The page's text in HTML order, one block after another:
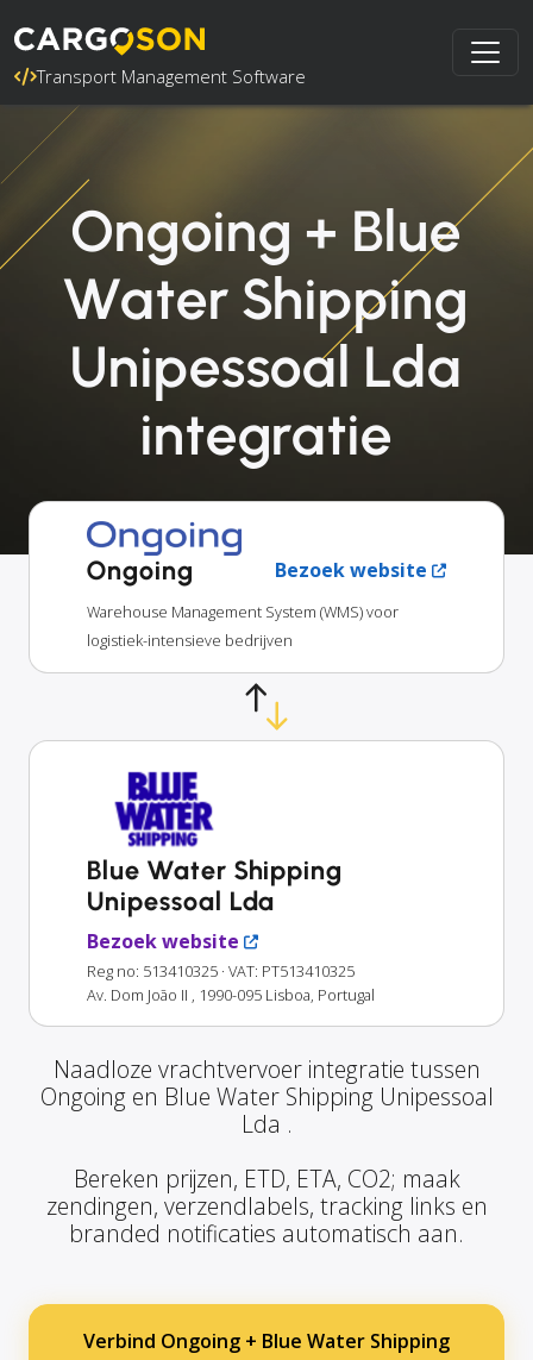
Transport Management Software
Ongoing + Blue
Water Shipping
Unipessoal Lda
integratie
Ongoing Bezoek website
Warehouse Management System (WMS) voor
logistiek-intensieve bedrijven
Blue Water Shipping
Unipessoal Lda
Bezoek website
Reg no: 513410325 · VAT: PT513410325
Av. Dom João II , 1990-095 Lisboa, Portugal
Naadloze vrachtvervoer integratie tussen
Ongoing en Blue Water Shipping Unipessoal
Lda .
Bereken prijzen, ETD, ETA, CO2; maak
zendingen, verzendlabels, tracking links en
branded notificaties automatisch aan.
Verbind Ongoing + Blue Water Shipping